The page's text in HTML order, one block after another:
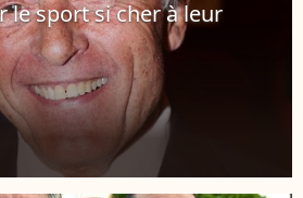
le sport si cher à leur